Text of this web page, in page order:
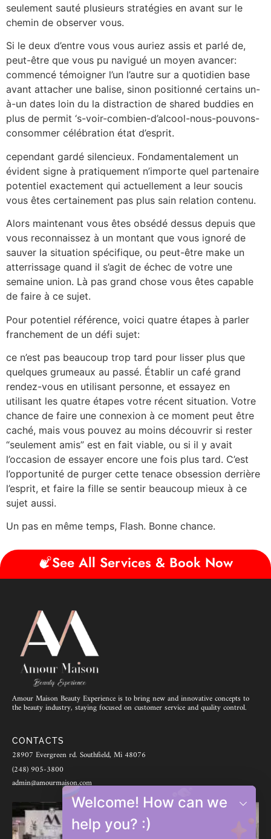
seulement sauté plusieurs stratégies en avant sur le
chemin de observer vous.
Si le deux d’entre vous vous auriez assis et parlé de,
peut-être que vous pu navigué un moyen avancer:
commencé témoigner l’un l’autre sur a quotidien base
avant attacher une balise, sinon positionné certains un-
à-un dates loin du la distraction de shared buddies en
plus de permit ‘s-voir-combien-d’alcool-nous-pouvons-
consommer célébration état d’esprit.
cependant gardé silencieux. Fondamentalement un
évident signe à ​​pratiquement n’importe quel partenaire
potentiel exactement qui actuellement a leur soucis
vous êtes certainement pas plus sain relation contenu.
Alors maintenant vous êtes obsédé dessus depuis que
vous reconnaissez à un montant que vous ignoré de
sauver la situation spécifique, ou peut-être make un
atterrissage quand il s’agit de échec de votre une
semaine union. Là pas grand chose vous êtes capable
de faire à ce sujet.
Pour potentiel référence, voici quatre étapes à parler
franchement de un défi sujet:
ce n’est pas beaucoup trop tard pour lisser plus que
quelques grumeaux au passé. Établir un café grand
rendez-vous en utilisant personne, et essayez en
utilisant les quatre étapes votre récent situation. Votre
chance de faire une connexion à ce moment peut être
caché, mais vous pouvez au moins découvrir si rester
“seulement amis” est en fait viable, ou si il y avait
l’occasion de essayer encore une fois plus tard. C’est
l’opportunité de purger cette tenace obsession derrière
l’esprit, et faire la fille se sentir beaucoup mieux à ce
sujet aussi.
Un pas en même temps, Flash. Bonne chance.
See All Services & Book Now
Amour Maison Beauty Experience is to bring new and innovative concepts to
the beauty industry, staying focused on customer service and quality control.
CONTACTS
28907 Evergreen rd. Southfield, Mi 48076
(248) 905-3800
admin@amourmaison.com
Welcome! How can we
help you? :)